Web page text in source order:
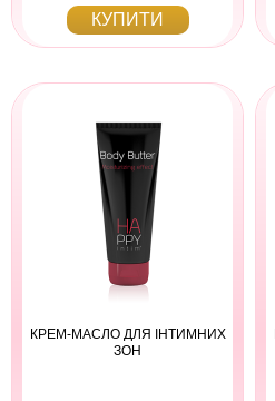
КУПИТИ
КРЕМ-МАСЛО ДЛЯ ІНТИМНИХ
ЗОН